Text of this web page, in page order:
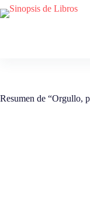
Saltar
al
Resumen de “Orgullo,